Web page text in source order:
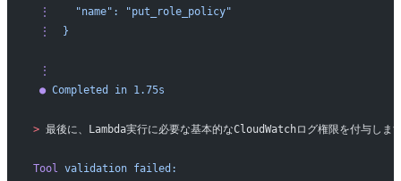
⋮
    "name":
"put_role_policy"
⋮
  }
⋮
● Completed in 1.75s
> 最後に、Lambda実行に必要な基本的なCloudWatchログ権限を付与しま
Tool validation failed: